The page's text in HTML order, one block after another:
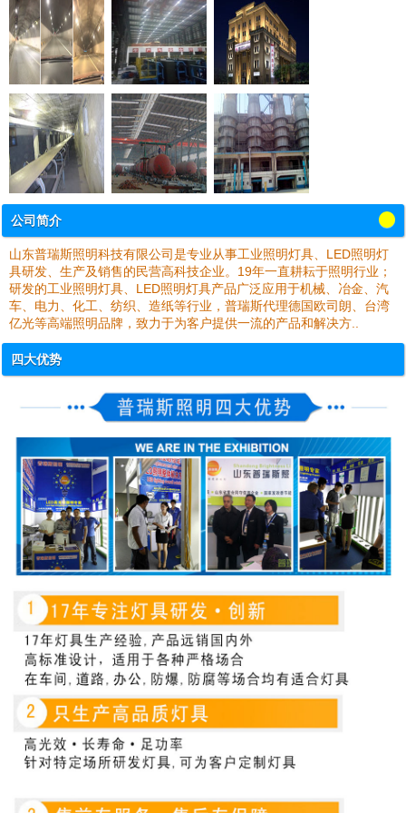
公司简介
山东普瑞斯照明科技有限公司是专业从事工业照明灯具、LED照明灯
具研发、生产及销售的民营高科技企业。19年一直耕耘于照明行业；
研发的工业照明灯具、LED照明灯具产品广泛应用于机械、冶金、汽
车、电力、化工、纺织、造纸等行业，普瑞斯代理德国欧司朗、台湾
亿光等高端照明品牌，致力于为客户提供一流的产品和解决方..
四大优势